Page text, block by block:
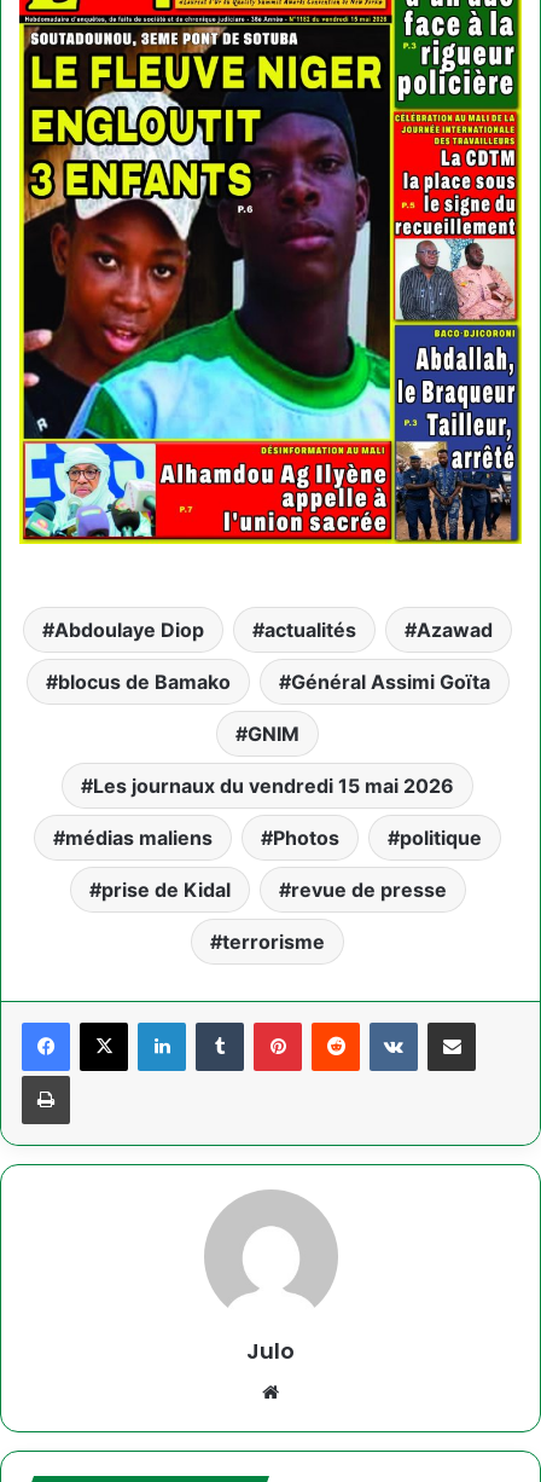
Abdoulaye Diop actualités Azawad
blocus de Bamako Général Assimi Goïta
GNIM
Les journaux du vendredi 15 mai 2026
médias maliens Photos politique
prise de Kidal revue de presse
terrorisme
LinkedinTumblr PinterestReddit VKontaktePartager par email
Imprimer
Julo